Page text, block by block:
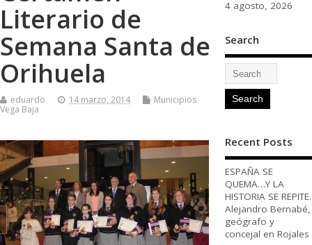
Literario de
Semana Santa de
Orihuela
eduardo 14 marzo, 2014
Municipios
Vega Baja
4 agosto, 2026
Search
Recent Posts
ESPAÑA SE
QUEMA…Y LA
HISTORIA SE REPITE.
Alejandro Bernabé,
geógrafo y
concejal en Rojales